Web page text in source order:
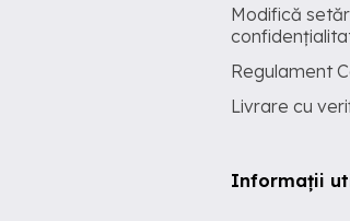
Modifică
Regulament
Livrare cu
Informații